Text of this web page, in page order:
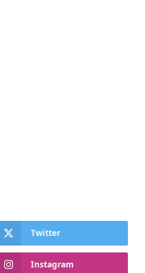
Twitter
Instagram